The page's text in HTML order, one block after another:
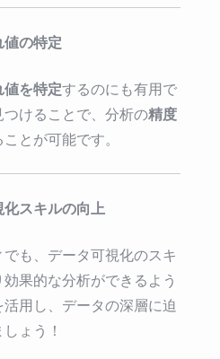
値の特定
値を特定するのにも有用で
けることで、分析の精度
とが可能です。
スキルの向上
も、データ可視化のスキ
果的な分析ができるよう
用し、データの深層に迫
しょう！